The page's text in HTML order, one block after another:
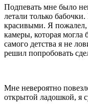
Подпевать мне было
летали только
красивыми. Я пожалел,
камеры, которая могла
самого детства я не
решил попробовать
Мне невероятно
открытой ладошкой, я